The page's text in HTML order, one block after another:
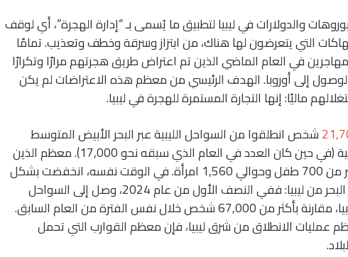
والدولارات في ليبيا لتطبيق ما يُسمى بـ “إدارة الهجرة”، أي لوقف
التي يتعرضون لها هناك، من ابتزاز وسرقة وخطف وتعذيب. تمامًا
في العام الماضي الذين تم اعتراض طريق هجرتهم مرارًا وتكرارًا
الوصول إلى أوروبا. الهدف الرئيسي من معظم هذه الاعتراضات لم يكن
ماليًا: إنها التجارة المستمرة للهجرة في ليبيا.
شخص انطلقوا من السواحل الليبية عبر البحر الأبيض المتوسط
وأُعيدوا إلى ليبيا، وفقًا لمنظمة الهجرة الدولية (في حين كان العدد في العام الذي سبقه نحو 17,000). معظم الذين
تم اعتراضهم كانوا رجالًا، لكن بينهم أيضًا أكثر من 700 طفل وحوالي 1,560 امرأة. في الوقت نفسه، انخفضت بشكل
كبير أعداد الوافدين إلى الاتحاد الأوروبي عبر البحر من ليبيا: ففي النصف الأول من عام 2024، وصل إلى السواحل
شخص قادمًا من ليبيا، مقارنة بأكثر من 67,000 شخص خلال نفس الفترة من العام السابق.
كانت فيه معظم عمليات الانطلاق من شرق ليبيا، فإن معظم القوارب التي تحمل